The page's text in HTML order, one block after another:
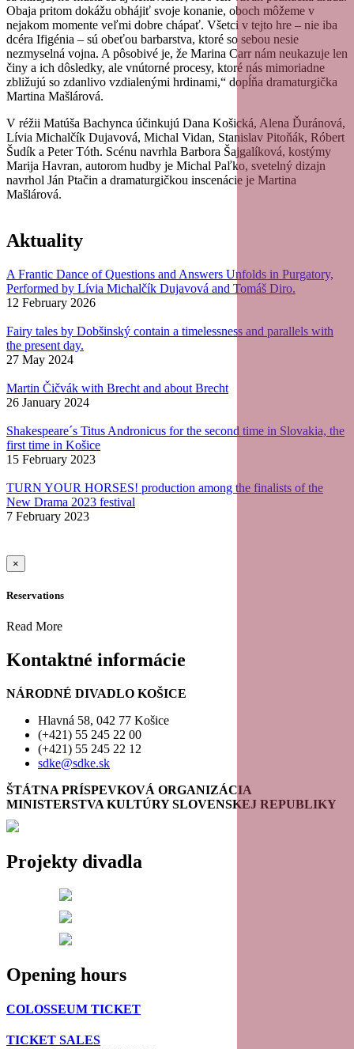
Obaja pritom dokážu obhájiť svoje konanie, oboch môžeme v
nejakom momente veľmi dobre chápať. Všetci v tejto hre – nie iba
dcéra Ifigénia – sú obeťou barbarstva, ktoré so sebou nesie
nezmyselná vojna. A pôsobivé je, že Marina Carr nám neukazuje len
činy a ich dôsledky, ale vnútorné procesy, ktoré nás mimoriadne
zbližujú so zdanlivo vzdialenými hrdinami,“ dopĺňa dramaturgička
Martina Mašlárová.
V réžii Matúša Bachynca účinkujú Dana Košická, Alena Ďuránová,
Lívia Michalčík Dujavová, Michal Vidan, Stanislav Pitoňák, Róbert
Šudík a Peter Tóth. Scénu navrhla Barbora Šajgalíková, kostýmy
Marija Havran, autorom hudby je Michal Paľko, svetelný dizajn
navrhol Ján Ptačin a dramaturgičkou inscenácie je Martina
Mašlárová.
Aktuality
A Frantic Dance of Questions and Answers Unfolds in Purgatory,
Performed by Lívia Michalčík Dujavová and Tomáš Diro.
12 February 2026
Fairy tales by Dobšinský contain a timelessness and parallels with
the present day.
27 May 2024
Martin Čičvák with Brecht and about Brecht
26 January 2024
Shakespeare´s Titus Andronicus for the second time in Slovakia, the
first time in Košice
15 February 2023
TURN YOUR HORSES! production among the finalists of the
New Drama 2023 festival
7 February 2023
×
Reservations
Read More
Kontaktné informácie
NÁRODNÉ DIVADLO KOŠICE
Hlavná 58, 042 77 Košice
(+421) 55 245 22 00
(+421) 55 245 22 12
sdke@sdke.sk
ŠTÁTNA PRÍSPEVKOVÁ ORGANIZÁCIA
MINISTERSTVA KULTÚRY SLOVENSKEJ REPUBLIKY
Projekty divadla
Opening hours
COLOSSEUM TICKET
TICKET SALES